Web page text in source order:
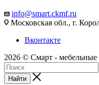
info@smart.ckmf.ru
Московская обл., г.
Вконтакте
2026 © Смарт - мебельные
Найти